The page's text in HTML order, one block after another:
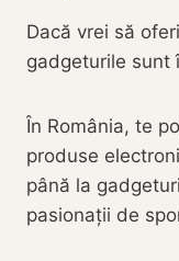
Dacă vrei să
gadgeturile sunt
În România, te
produse
până la
pasionații de